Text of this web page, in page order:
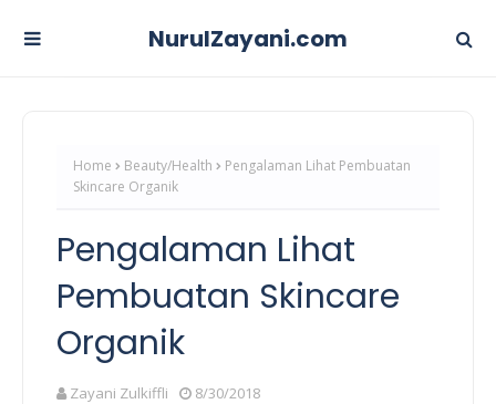
NurulZayani.com
Home Beauty/Health
Pengalaman Lihat Pembuatan
Skincare Organik
Pengalaman Lihat
Pembuatan Skincare
Organik
Zayani Zulkiffli 8/30/2018